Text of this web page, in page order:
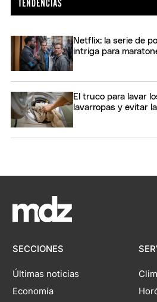
Netflix: la serie de
intriga para
El truco para lavar
lavarropas y evitar
SECCIONES
Últimas noticias
Economía